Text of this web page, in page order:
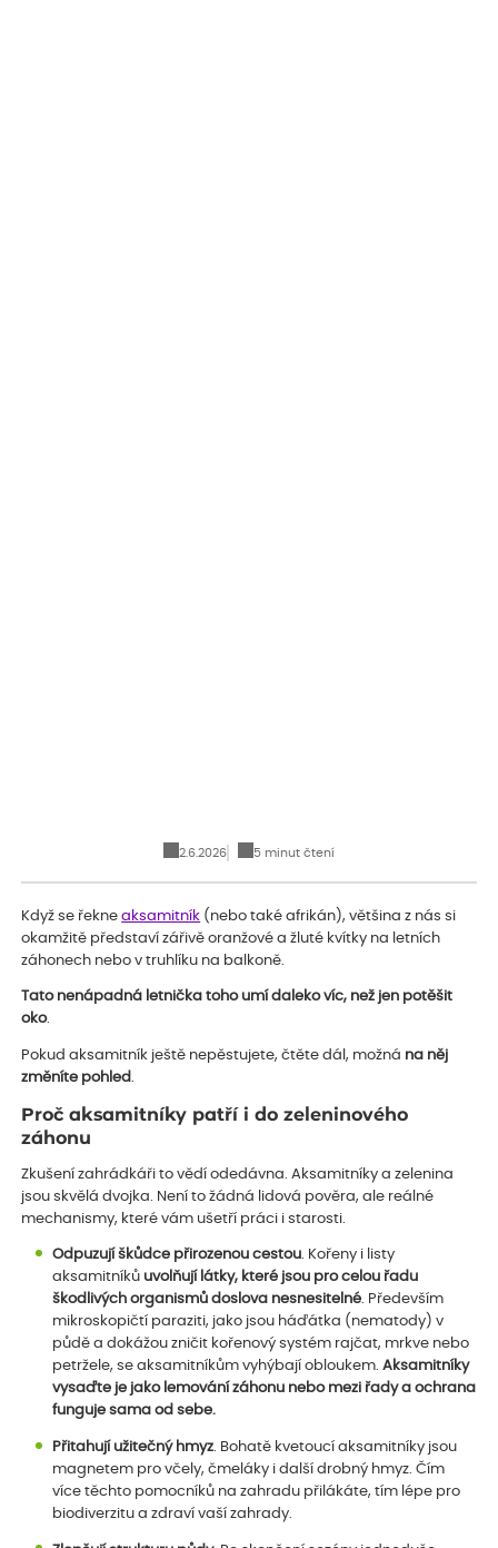
2.6.2026 5 minut čtení
Když se řekneaksamitník (nebo také afrikán), většina z nás si
okamžitě představí zářivě oranžové a žluté kvítky na letních
záhonech nebo v truhlíku na balkoně.
Tato nenápadná letnička toho umí daleko víc, než jen potěšit
oko.
Pokud aksamitník ještě nepěstujete, čtěte dál, možná na něj
změníte pohled.
Proč aksamitníky patří i do zeleninového
záhonu
Zkušení zahrádkáři to vědí odedávna. Aksamitníky a zelenina
jsou skvělá dvojka. Není to žádná lidová pověra, ale reálné
mechanismy, které vám ušetří práci i starosti.
Odpuzují škůdce přirozenou cestou. Kořeny i listy
aksamitníků uvolňují látky, které jsou pro celou řadu
škodlivých organismů doslova nesnesitelné. Především
mikroskopičtí paraziti, jako jsou háďátka (nematody) v
půdě a dokážou zničit kořenový systém rajčat, mrkve nebo
petržele, se aksamitníkům vyhýbají obloukem.Aksamitníky
vysaďte je jako lemování záhonu nebo mezi řady a ochrana
funguje sama od sebe.
Přitahují užitečný hmyz. Bohatě kvetoucí aksamitníky jsou
magnetem pro včely, čmeláky i další drobný hmyz. Čím
více těchto pomocníků na zahradu přilákáte, tím lépe pro
biodiverzitu a zdraví vaší zahrady.